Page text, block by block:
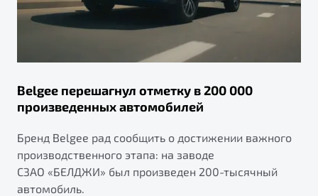
Belgee перешагнул отметку в 200 000
произведенных автомобилей
Бренд Belgee рад сообщить о достижении важного
производственного этапа: на заводе
СЗАО «БЕЛДЖИ» был произведен 200-тысячный
автомобиль.